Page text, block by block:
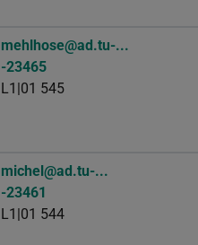
mehlhose@ad.tu-...
-23465
L1|01 545
michel@ad.tu-...
-23461
L1|01 544